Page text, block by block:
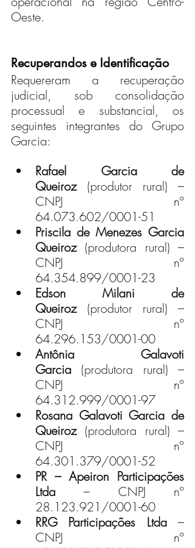
Oeste.
Recuperandos e Identificação
Requereram a recuperação
judicial, sob consolidação
processual e substancial, os
seguintes integrantes do Grupo
Garcia:
Rafael Garcia de
Queiroz (produtor rural) –
CNPJ nº
64.073.602/0001-51
Priscila de Menezes Garcia
Queiroz (produtora rural) –
CNPJ nº
64.354.899/0001-23
Edson Milani de
Queiroz (produtor rural) –
CNPJ nº
64.296.153/0001-00
Antônia Galavoti
Garcia (produtora rural) –
CNPJ nº
64.312.999/0001-97
Rosana Galavoti Garcia de
Queiroz (produtora rural) –
CNPJ nº
64.301.379/0001-52
PR – Apeiron Participações
Ltda – CNPJ nº
28.123.921/0001-60
RRG Participações Ltda –
CNPJ nº